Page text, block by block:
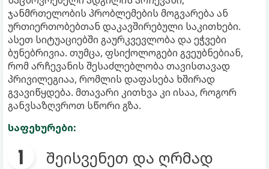
ჯანმრთელობის პრობლემების მოგვარება ან
ურთიერთობებთან დაკავშირებული საკითხები.
ასეთ სიტუაციებში გაურკვევლობა და ეჭვები
ბუნებრივია. თუმცა, ფსიქოლოგები გვეუბნებიან,
რომ არჩევანის შესაძლებლობა თავისთავად
პრივილეგიაა, რომლის დაფასება ხშირად
გვავიწყდება. მთავარი კითხვა კი ისაა, როგორ
განვსაზღვროთ სწორი გზა.
საფეხურები:
შეისვენეთ და ღრმად